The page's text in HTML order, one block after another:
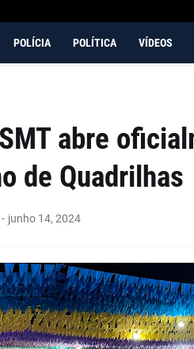
POLÍCIA POLÍTICA VÍDEOS
abre
de Quadrilhas
- junho 14, 2024